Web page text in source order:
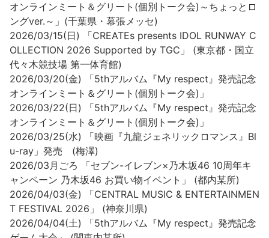
オンラインミート＆グリート(個別トーク会)～ちょっとロ
ングver.～」(千葉県・幕張メッセ)
2026/03/15(日) 「CREATEs presents IDOL RUNWAY C
OLLECTION 2026 Supported by TGC」 (東京都・国立
代々木競技場 第一体育館)
2026/03/20(金) 「5thアルバム『My respect』発売記念
オンラインミート＆グリート(個別トーク会)」
2026/03/22(日) 「5thアルバム『My respect』発売記念
オンラインミート＆グリート(個別トーク会)」
2026/03/25(水) 「映画『九龍ジェネリックロマンス』Bl
u-ray」発売 (梅澤)
2026/03月ごろ 「セブン-イレブン×乃木坂46 10周年キ
ャンペーン 乃木坂46 お買い物イベント」 (都内某所)
2026/04/03(金) 「CENTRAL MUSIC & ENTERTAINMEN
T FESTIVAL 2026」 (神奈川県)
2026/04/04(土) 「5thアルバム『My respect』発売記念